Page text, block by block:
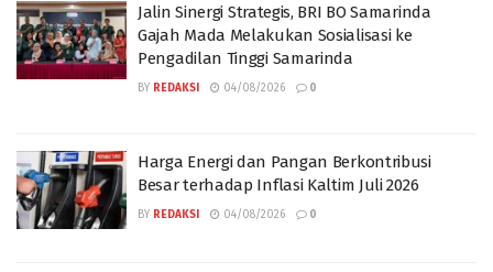
Jalin Sinergi Strategis, BRI BO Samarinda
Gajah Mada Melakukan Sosialisasi ke
Pengadilan Tinggi Samarinda
BY REDAKSI 04/08/2026 0
Harga Energi dan Pangan Berkontribusi
Besar terhadap Inflasi Kaltim Juli 2026
BY REDAKSI 04/08/2026 0